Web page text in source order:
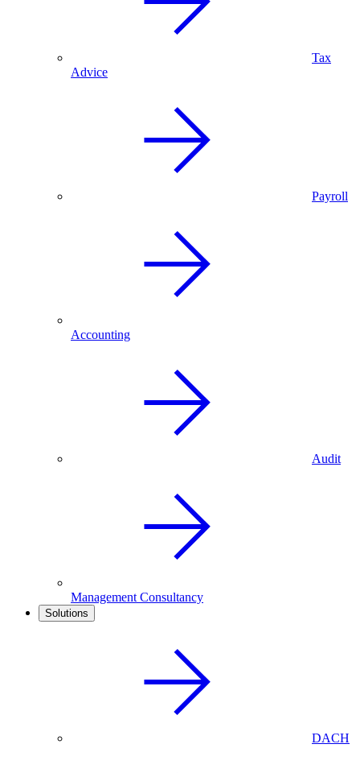
Tax
Advice
Payroll
Accounting
Audit
Management Consultancy
Solutions
DACH